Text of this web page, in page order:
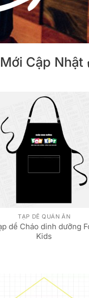
Cập
TẠP DỀ QUÁN ĂN
dề Cháo dinh dưỡng
Kids